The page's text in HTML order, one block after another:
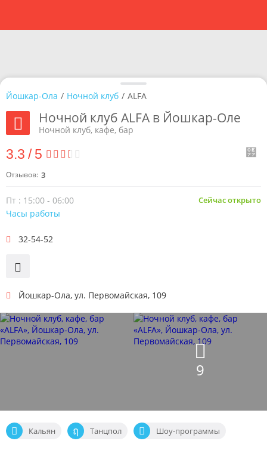
9
Кальян Танцпол Шоу-программы
Йошкар-Ола / Ночной клуб / ALFA
Ночной клуб ALFA в Йошкар-Оле
Ночной клуб, кафе, бар
3.3 / 5
Отзывов: 3
32-54-52
Йошкар-Ола, ул. Первомайская, 109
Сейчас открыто
Пт : 15:00 - 06:00
Часы работы